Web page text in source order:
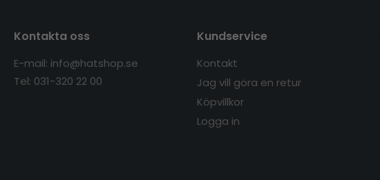
Kontakta oss
E-mail: info@hatshop.se
Tel: 031-320 22 00
Kundservice
Kontakt
Jag vill göra en retur
Köpvillkor
Logga in